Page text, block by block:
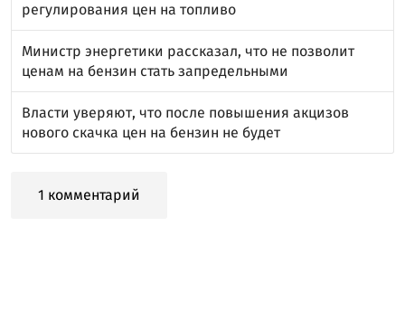
регулирования цен на топливо
Министр энергетики рассказал, что не позволит
ценам на бензин стать запредельными
Власти уверяют, что после повышения акцизов
нового скачка цен на бензин не будет
1 комментарий